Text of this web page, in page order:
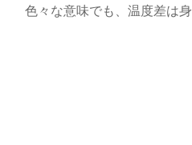
色々な意味でも、温度差は